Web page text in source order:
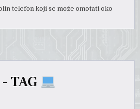
telefon koji se može omotati oko
TAG